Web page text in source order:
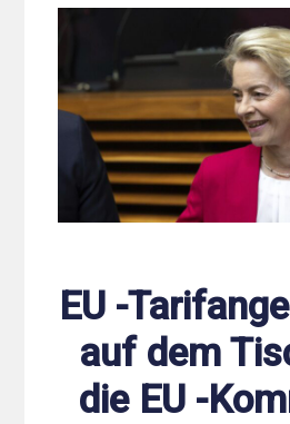
EU -
auf dem
die EU -